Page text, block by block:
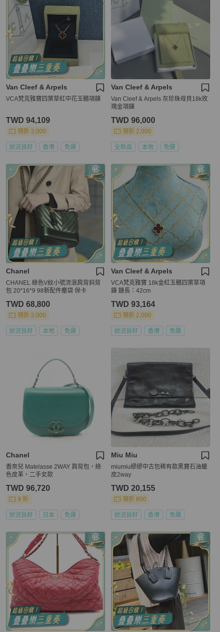
Van Cleef & Arpels
VCA梵克雅寶四葉草紅中花玉髓項鍊
TWD 94,109
現折 2,000
狀況良好 香港 免運
Van Cleef & Arpels
Van Cleef & Arpels 灰珍珠母貝18k玫
瑰金項鍊
TWD 96,000
現折 2,000
全新品 本地 免運
Chanel
CHANEL 綠色V紋小號流浪肩背斜背
包 20*16*9 98新配件塵袋 保卡
TWD 68,800
現折 2,000
狀況良好 本地 免運
Van Cleef & Arpels
VCA梵克雅寶 18k金紅玉髓四葉草項
鍊 鏈長：42cm
TWD 93,164
現折 2,000
狀況良好 香港 免運
Chanel
香奈兒 Matelasse 2WAY 肩背包，綠
色皮革，二手女款
TWD 96,720
9 折
狀況良好 日本 免運
Miu Miu
miumiu繆繆中古包稀有款黑寶石油蠟
皮2way
TWD 20,155
現折 800
狀況良好 香港 免運